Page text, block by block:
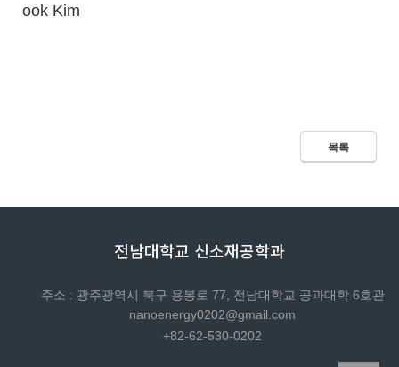
ook Kim
목록
전남대학교 신소재공학과
주소 : 광주광역시 북구 용봉로 77, 전남대학교 공과대학 6호관
nanoenergy0202@gmail.com
+82-62-530-0202